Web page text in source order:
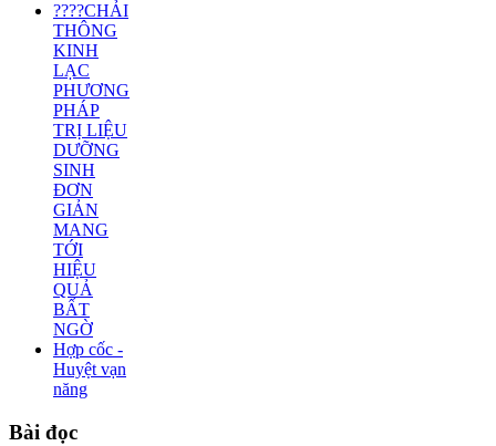
????CHẢI
THÔNG
KINH
LẠC
PHƯƠNG
PHÁP
TRỊ LIỆU
DƯỠNG
SINH
ĐƠN
GIẢN
MANG
TỚI
HIỆU
QUẢ
BẤT
NGỜ
Hợp cốc -
Huyệt vạn
năng
Bài đọc